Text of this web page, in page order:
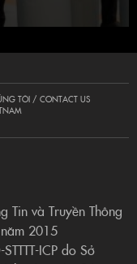
TÔI / CONTACT US
Tin và Truyền Thông
2015
ICP do Sở